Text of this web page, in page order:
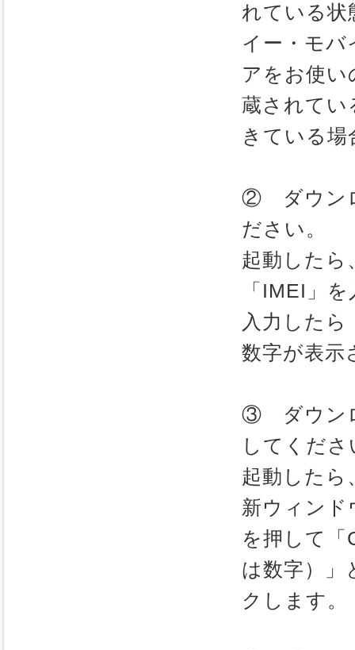
れている状
イー・モ
アをお使
蔵されてい
きている
② ダウン
ださい。
起動したら
「IMEI」
入力した
数字が表示
③ ダウンロ
してくださ
起動した
新ウィン
を押して
は数字）」
クします。